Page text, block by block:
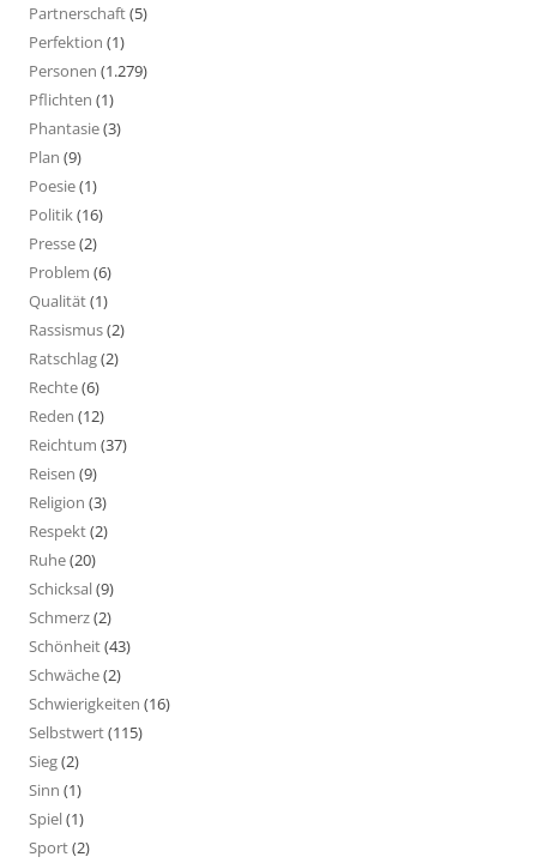
Partnerschaft(5)
Perfektion (1)
Personen (1.279)
Pflichten (1)
Phantasie(3)
Plan (9)
Poesie(1)
Politik(16)
Presse(2)
Problem (6)
Qualität(1)
Rassismus(2)
Ratschlag(2)
Rechte(6)
Reden (12)
Reichtum (37)
Reisen (9)
Religion (3)
Respekt(2)
Ruhe(20)
Schicksal(9)
Schmerz(2)
Schönheit(43)
Schwäche(2)
Schwierigkeiten (16)
Selbstwert(115)
Sieg(2)
Sinn (1)
Spiel(1)
Sport(2)